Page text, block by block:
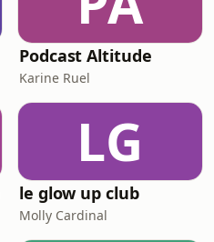
Podcast Altitude
Karine Ruel
LG
le glow up club
Molly Cardinal